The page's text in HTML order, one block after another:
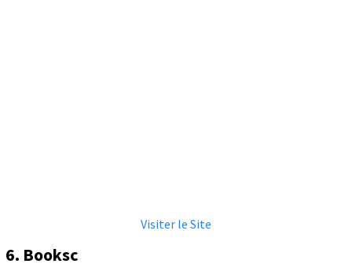
Visiter le Site
6. Booksc